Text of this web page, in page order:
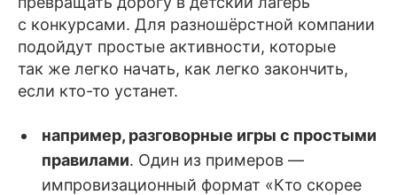
с конкурсами. Для разношёрстной компании
подойдут простые активности, которые
так же легко начать, как легко закончить,
если кто-то устанет.
например, разговорные игры с простыми
правилами. Один из примеров —
импровизационный формат «Кто скорее